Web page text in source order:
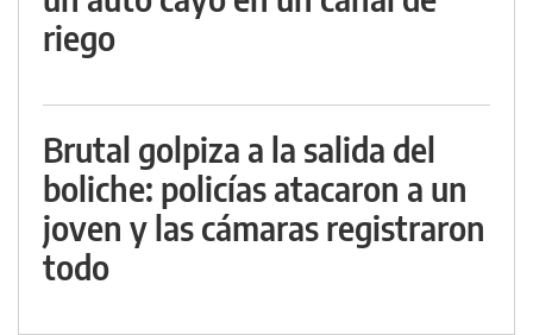
riego
Brutal golpiza a la salida del
boliche: policías atacaron a un
joven y las cámaras registraron
todo